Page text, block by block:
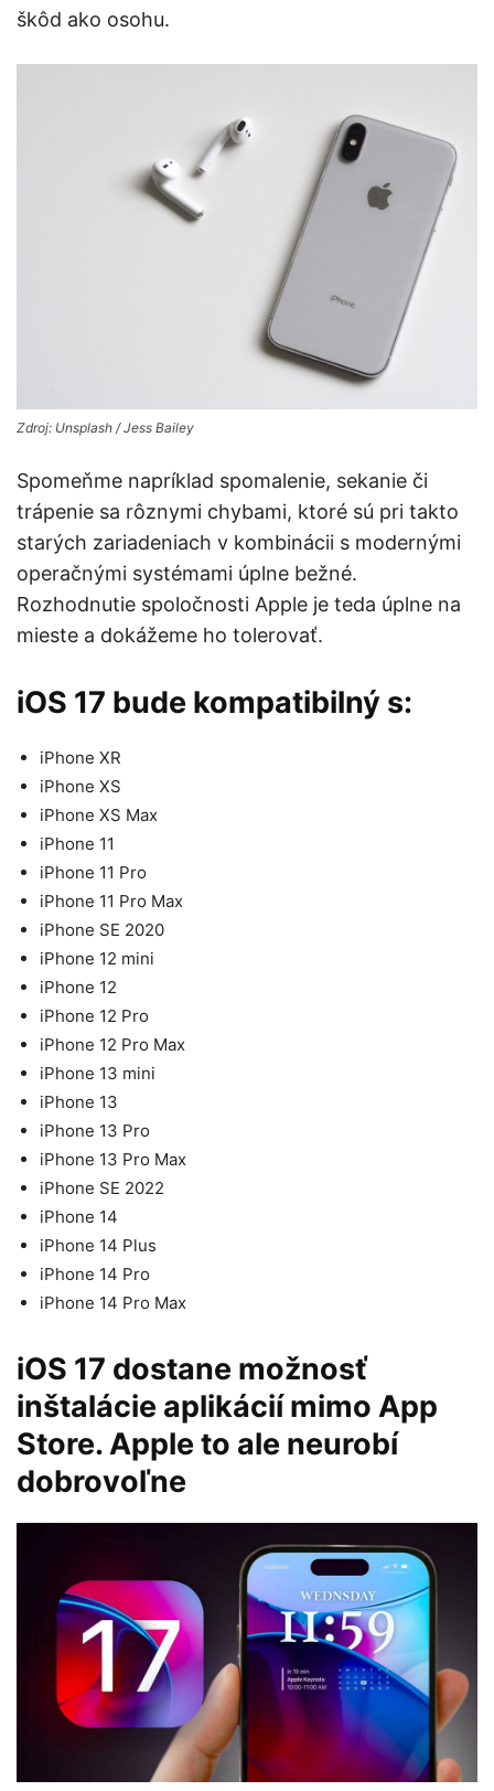
škôd ako osohu.
Zdroj: Unsplash / Jess Bailey
Spomeňme napríklad spomalenie, sekanie či
trápenie sa rôznymi chybami, ktoré sú pri takto
starých zariadeniach v kombinácii s modernými
operačnými systémami úplne bežné.
Rozhodnutie spoločnosti Apple je teda úplne na
mieste a dokážeme ho tolerovať.
iOS 17 bude kompatibilný s:
iPhone XR
iPhone XS
iPhone XS Max
iPhone 11
iPhone 11 Pro
iPhone 11 Pro Max
iPhone SE 2020
iPhone 12 mini
iPhone 12
iPhone 12 Pro
iPhone 12 Pro Max
iPhone 13 mini
iPhone 13
iPhone 13 Pro
iPhone 13 Pro Max
iPhone SE 2022
iPhone 14
iPhone 14 Plus
iPhone 14 Pro
iPhone 14 Pro Max
iOS 17 dostane možnosť
inštalácie aplikácií mimo App
Store. Apple to ale neurobí
dobrovoľne